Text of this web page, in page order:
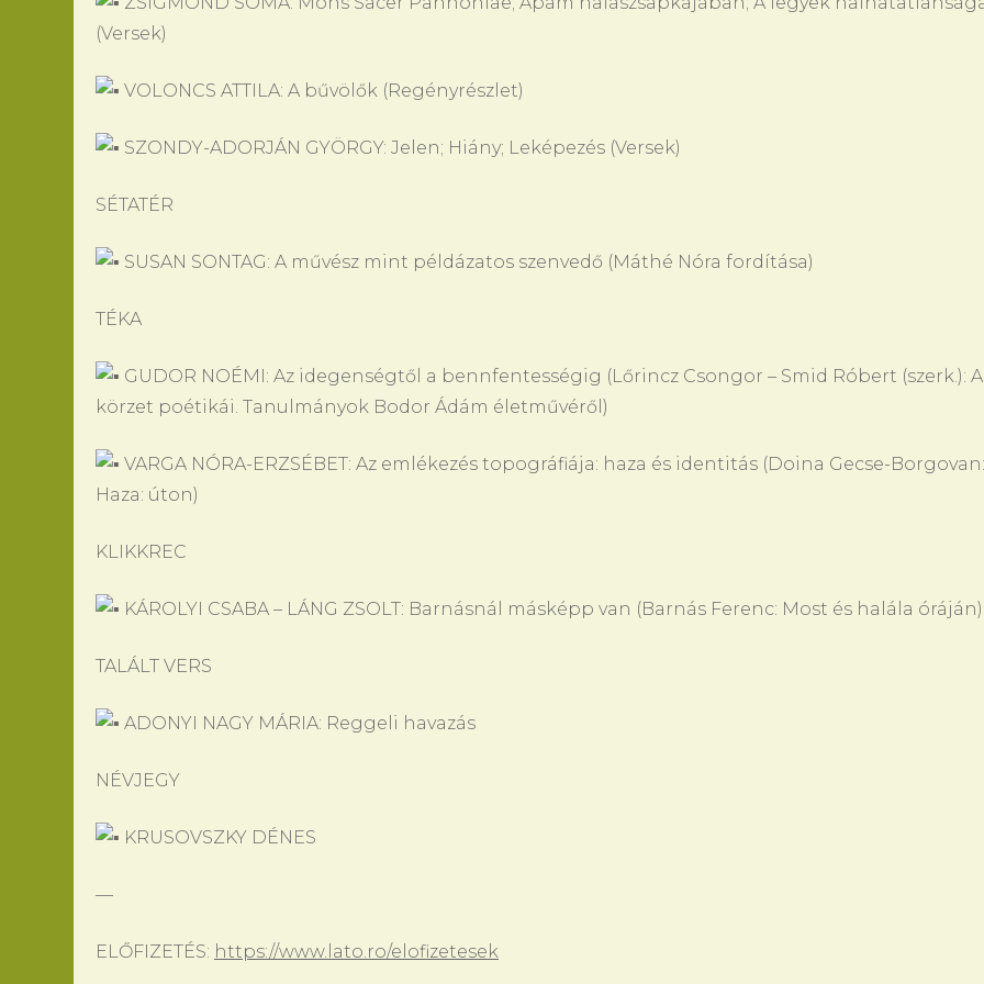
(Versek)
VOLONCS ATTILA: A bűvölők (Regényrészlet)
SZONDY-ADORJÁN GYÖRGY: Jelen; Hiány; Leképezés (Versek)
SÉTATÉR
SUSAN SONTAG: A művész mint példázatos szenvedő (Máthé Nóra fordítása)
TÉKA
GUDOR NOÉMI: Az idegenségtől a bennfentességig (Lőrincz Csongor – Smid Róbert (szerk.): A
körzet poétikái. Tanulmányok Bodor Ádám életművéről)
VARGA NÓRA-ERZSÉBET: Az emlékezés topográfiája: haza és identitás (Doina Gecse-Borgovan:
Haza: úton)
KLIKKREC
KÁROLYI CSABA – LÁNG ZSOLT: Barnásnál másképp van (Barnás Ferenc: Most és halála óráján)
TALÁLT VERS
ADONYI NAGY MÁRIA: Reggeli havazás
NÉVJEGY
KRUSOVSZKY DÉNES
—
ELŐFIZETÉS: https://www.lato.ro/elofizetesek